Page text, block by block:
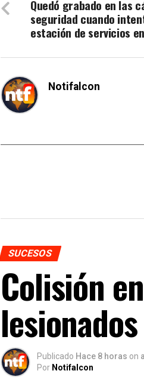
Quedó grabado en las
seguridad cuando
estación de servicios
Notifalcon
SUCESOS
Colisión
Publicado Hace 8 horas on
Por Notifalcon